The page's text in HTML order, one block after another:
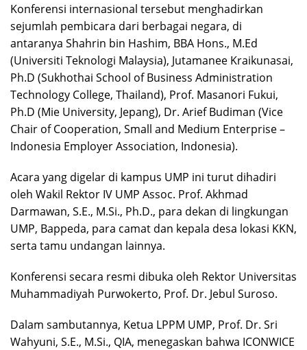
Konferensi internasional tersebut menghadirkan
sejumlah pembicara dari berbagai negara, di
antaranya Shahrin bin Hashim, BBA Hons., M.Ed
(Universiti Teknologi Malaysia), Jutamanee Kraikunasai,
Ph.D (Sukhothai School of Business Administration
Technology College, Thailand), Prof. Masanori Fukui,
Ph.D (Mie University, Jepang), Dr. Arief Budiman (Vice
Chair of Cooperation, Small and Medium Enterprise –
Indonesia Employer Association, Indonesia).
Acara yang digelar di kampus UMP ini turut dihadiri
oleh Wakil Rektor IV UMP Assoc. Prof. Akhmad
Darmawan, S.E., M.Si., Ph.D., para dekan di lingkungan
UMP, Bappeda, para camat dan kepala desa lokasi KKN,
serta tamu undangan lainnya.
Konferensi secara resmi dibuka oleh Rektor Universitas
Muhammadiyah Purwokerto, Prof. Dr. Jebul Suroso.
Dalam sambutannya, Ketua LPPM UMP, Prof. Dr. Sri
Wahyuni, S.E., M.Si., QIA, menegaskan bahwa ICONWICE